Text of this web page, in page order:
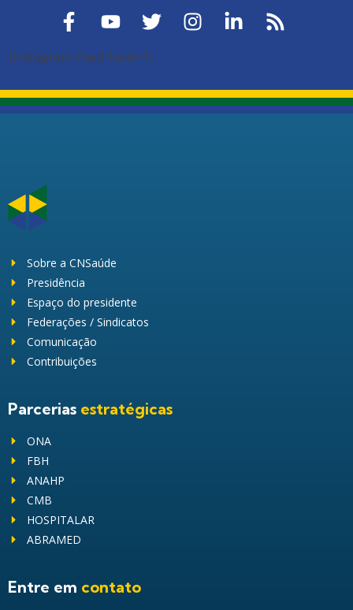
[instagram-feed feed=1]
Sobre a CNSaúde
Presidência
Espaço do presidente
Federações / Sindicatos
Comunicação
Contribuições
Parcerias estratégicas
ONA
FBH
ANAHP
CMB
HOSPITALAR
ABRAMED
Entre em contato